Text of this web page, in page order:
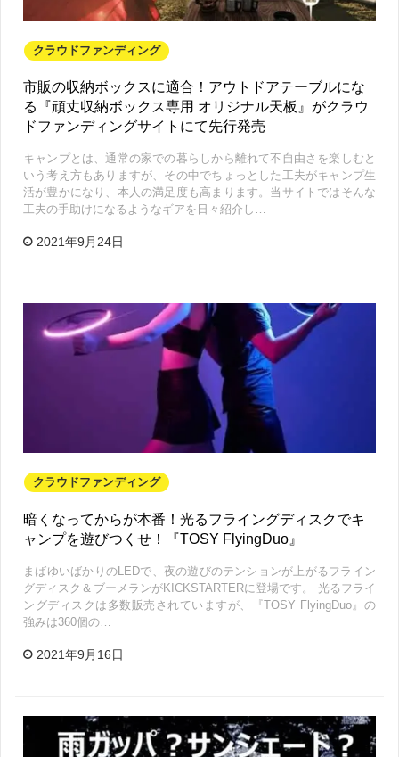
クラウドファンディング
市販の収納ボックスに適合！アウトドアテーブルにな
る『頑丈収納ボックス専用 オリジナル天板』がクラウ
ドファンディングサイトにて先行発売
キャンプとは、通常の家での暮らしから離れて不自由さを楽しむと
いう考え方もありますが、その中でちょっとした工夫がキャンプ生
活が豊かになり、本人の満足度も高まります。当サイトではそんな
工夫の手助けになるようなギアを日々紹介し…
2021年9月24日
クラウドファンディング
暗くなってからが本番！光るフライングディスクでキ
ャンプを遊びつくせ！『TOSY FlyingDuo』
まばゆいばかりのLEDで、夜の遊びのテンションが上がるフライン
グディスク＆ブーメランがKICKSTARTERに登場です。 光るフライ
ングディスクは多数販売されていますが、『TOSY FlyingDuo』の
強みは360個の…
2021年9月16日